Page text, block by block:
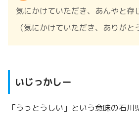
気にかけていただき、あんやと存
（気にかけていただき、ありがと
いじっかしー
「うっとうしい」という意味の石川